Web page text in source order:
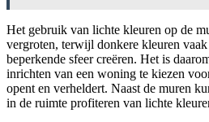
Het gebruik van lichte kleuren op de
vergroten, terwijl donkere kleuren
beperkende sfeer creëren. Het is
inrichten van een woning te kiezen
opent en verheldert. Naast de muren
in de ruimte profiteren van lichte